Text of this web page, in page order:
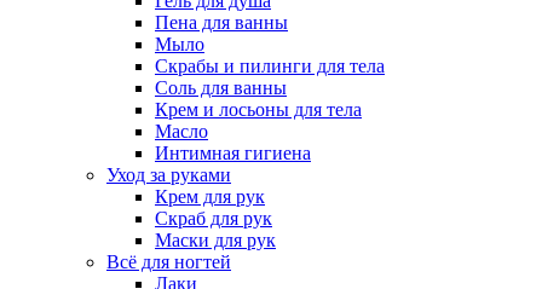
Пена для ванны
Мыло
Скрабы и пилинги для тела
Соль для ванны
Крем и лосьоны для тела
Масло
Интимная гигиена
Уход за руками
Крем для рук
Скраб для рук
Маски для рук
Всё для ногтей
Лаки